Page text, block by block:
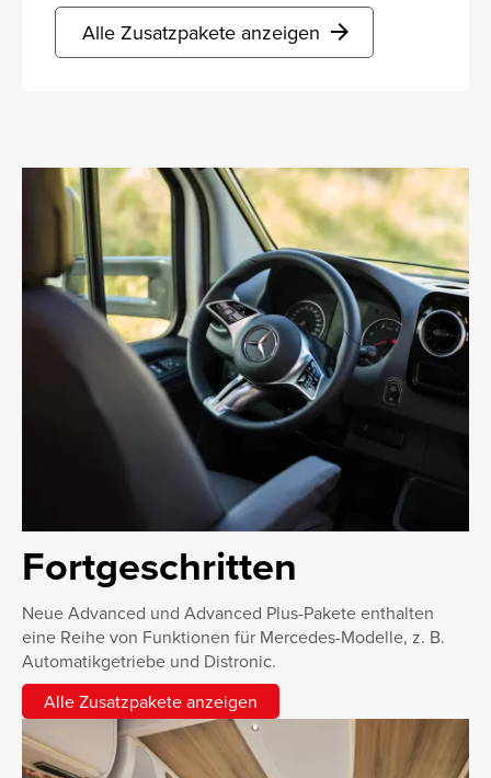
Alle Zusatzpakete anzeigen arrow_forward
Fortgeschritten
Neue Advanced und Advanced Plus-Pakete enthalten
eine Reihe von Funktionen für Mercedes-Modelle, z. B.
Automatikgetriebe und Distronic.
Alle Zusatzpakete anzeigen